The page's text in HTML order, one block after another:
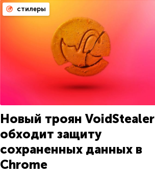
стилеры
Новый троян VoidStealer
обходит защиту
сохраненных данных в
Chrome